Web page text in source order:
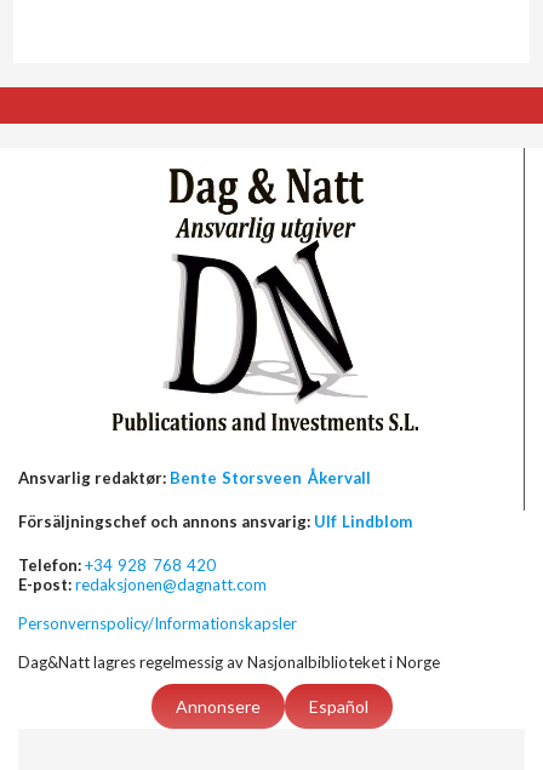
Ansvarlig redaktør: Bente Storsveen Åkervall
Försäljningschef och annons ansvarig: Ulf Lindblom
Telefon:+34 928 768 420
E-post:redaksjonen@dagnatt.com
Personvernspolicy/Informationskapsler
Dag&Natt lagres regelmessig av Nasjonalbiblioteket i Norge
Annonsere Español